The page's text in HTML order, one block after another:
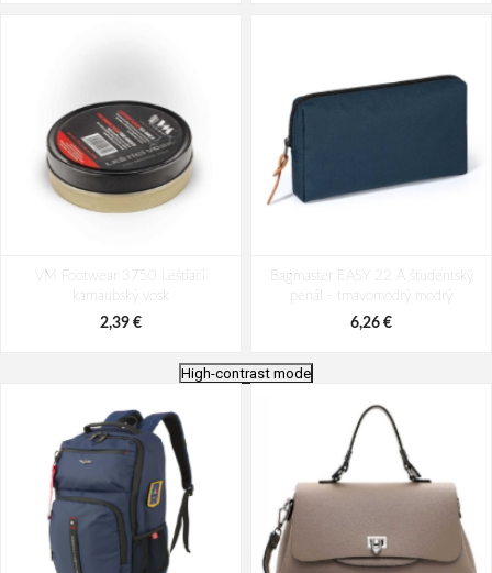
VM Footwear 3750 Leštiaci
karnaubský vosk
2,39 €
Bagmaster EASY 22 A študentský
penál - tmavomodrý modrý
6,26 €
High-contrast mode